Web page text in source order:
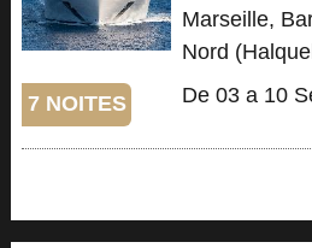
7 NOITES
Marseille,
Nord
De 03 a 10